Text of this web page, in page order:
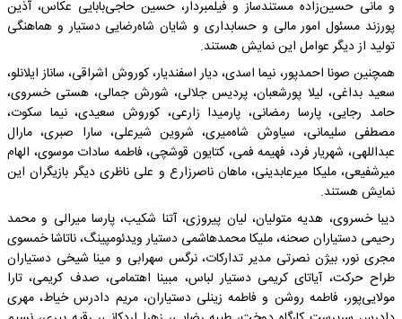
و مانی حسین‌زاده مستندساز و فیلمبردار، حسین حاجی‌بابایی عکاس، آذین
پورزند مسئول امور مالی و حسابداری و شایان شاه‌رضایی دستیار و هماهنگی
تولید از دیگر عوامل این نمایش هستند.
همچنین صونا احمدپور، نیما اسدی، دیار اسفندیار، کوروش اشراقی، ساناز ایلانلو،
سعید بداغی، لیلا پورشعبان، پردیس جلالی، شورش جمالی، هستی خسروی،
حامد رجایی، پارسا رمضانی، پارمیدا زارعی، کوروش سعیدی، نیما سکوت،
مصطفی سلیمانی، سیاوش شاه‌میری، شروین شیرعلی، سارا صبری، مارال
عبداللهی، شهریار فرد، فهیمه فمی، کتایون قوشچی، فاطمه سادات موسوی، الهام
میرشفیعی، ملیکا میرعابدینی، ماهان ناصرزارع و علی ناظری دیگر بازیگران این
نمایش هستند.
دیبا خسروی، هدیه متولیان، لیان پیروزی، آتنا شکیب، پارسا میرالی و محمد
رحیمی دستیاران صحنه، ملیکا محمدهاشمی دستیار ویدئومپینگ، ناتاشا خمسوی
مجری نور، بیژن نصرتی مدیر تدارکات، نرگس سهرابی و مینا شیخی دستیاران
طراح حرکت، آیاتای کریمی دستیار لباس، مبینا اهتمامی، صدف کریمی، تارا
مولایی‌پور، فاطمه روشن و فاطمه زینلی دستیاران، مریم دادرس خیاط، مهری